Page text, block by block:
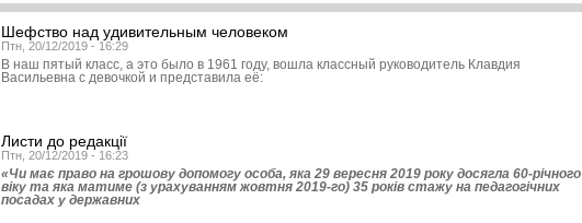
Шефство над удивительным человеком
Птн, 20/12/2019 - 16:29
В наш пятый класс, а это было в 1961 году, вошла классный руководитель Клавдия
Васильевна с девочкой и представила её:
Листи до редакції
Птн, 20/12/2019 - 16:23
«Чи має право на грошову допомогу особа, яка 29 вересня 2019 року досягла 60-річного
віку та яка матиме (з урахуванням жовтня 2019-го) 35 років стажу на педагогічних
посадах у державних